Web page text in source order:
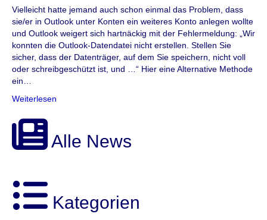
Vielleicht hatte jemand auch schon einmal das Problem, dass
sie/er in Outlook unter Konten ein weiteres Konto anlegen wollte
und Outlook weigert sich hartnäckig mit der Fehlermeldung: „Wir
konnten die Outlook-Datendatei nicht erstellen. Stellen Sie
sicher, dass der Datenträger, auf dem Sie speichern, nicht voll
oder schreibgeschützt ist, und …“ Hier eine Alternative Methode
ein…
Weiterlesen
Alle News
Kategorien